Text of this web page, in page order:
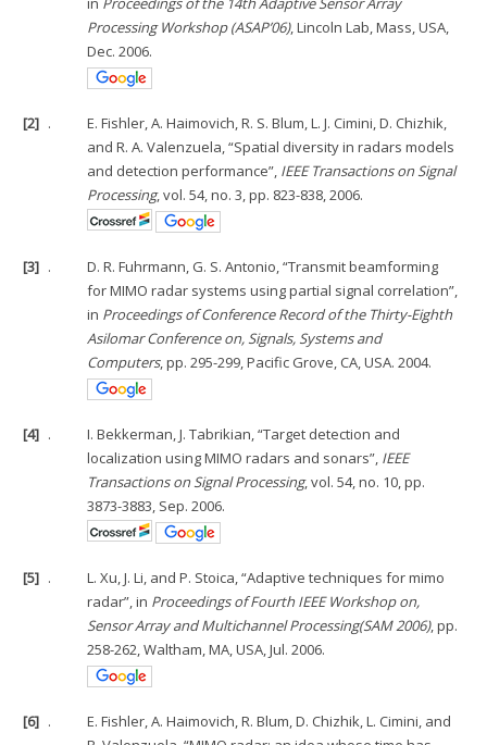
Processing Workshop (ASAP’06), Lincoln Lab, Mass, USA,
Dec. 2006.
[2] .
E. Fishler, A. Haimovich, R. S. Blum, L. J. Cimini, D. Chizhik,
and R. A. Valenzuela, “Spatial diversity in radars models
and detection performance”, IEEE Transactions on Signal
Processing, vol. 54, no. 3, pp. 823-838, 2006.
[3] .
D. R. Fuhrmann, G. S. Antonio, “Transmit beamforming
for MIMO radar systems using partial signal correlation”,
in Proceedings of Conference Record of the Thirty-Eighth
Asilomar Conference on, Signals, Systems and
Computers, pp. 295-299, Pacific Grove, CA, USA. 2004.
[4] .
I. Bekkerman, J. Tabrikian, “Target detection and
localization using MIMO radars and sonars”, IEEE
Transactions on Signal Processing, vol. 54, no. 10, pp.
3873-3883, Sep. 2006.
[5] .
L. Xu, J. Li, and P. Stoica, “Adaptive techniques for mimo
radar”, in Proceedings of Fourth IEEE Workshop on,
Sensor Array and Multichannel Processing(SAM 2006), pp.
258-262, Waltham, MA, USA, Jul. 2006.
[6] .
E. Fishler, A. Haimovich, R. Blum, D. Chizhik, L. Cimini, and